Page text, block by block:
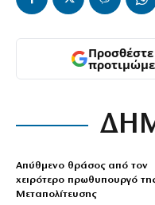
Απύθμενο θράσος από τον
χειρότερο πρωθυπουργό
Μεταπολίτευσης